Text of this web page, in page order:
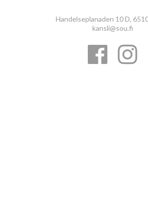
Handelseplanaden 10 D,
kansli@sou.fi